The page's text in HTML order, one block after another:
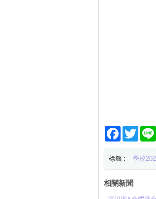
Facebook
Twitter
標籤 : 學校
相關新聞